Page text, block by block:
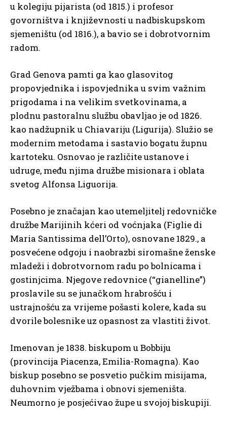
u kolegiju pijarista (od 1815.) i profesor
govorništva i književnosti u nadbiskupskom
sjemeništu (od 1816.), a bavio se i dobrotvornim
radom.
Grad Genova pamti ga kao glasovitog
propovjednika i ispovjednika u svim važnim
prigodama i na velikim svetkovinama, a
plodnu pastoralnu službu obavljao je od 1826.
kao nadžupnik u Chiavariju (Ligurija). Služio se
modernim metodama i sastavio bogatu župnu
kartoteku. Osnovao je različite ustanove i
udruge, među njima družbe misionara i oblata
svetog Alfonsa Liguorija.
Posebno je značajan kao utemeljitelj redovničke
družbe Marijinih kćeri od voćnjaka (Figlie di
Maria Santissima dell’Orto), osnovane 1829., a
posvećene odgoju i naobrazbi siromašne ženske
mladeži i dobrotvornom radu po bolnicama i
gostinjcima. Njegove redovnice (“gianelline”)
proslavile su se junačkom hrabrošću i
ustrajnošću za vrijeme pošasti kolere, kada su
dvorile bolesnike uz opasnost za vlastiti život.
Imenovan je 1838. biskupom u Bobbiju
(provincija Piacenza, Emilia-Romagna). Kao
biskup posebno se posvetio pučkim misijama,
duhovnim vježbama i obnovi sjemeništa.
Neumorno je posjećivao župe u svojoj biskupiji.